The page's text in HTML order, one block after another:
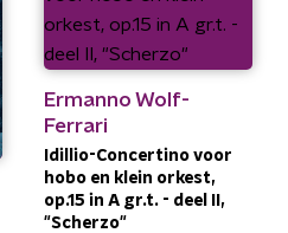
Ermanno Wolf-
Ferrari
Idillio-Concertino voor
hobo en klein orkest,
op.15 in A gr.t. - deel II,
"Scherzo"